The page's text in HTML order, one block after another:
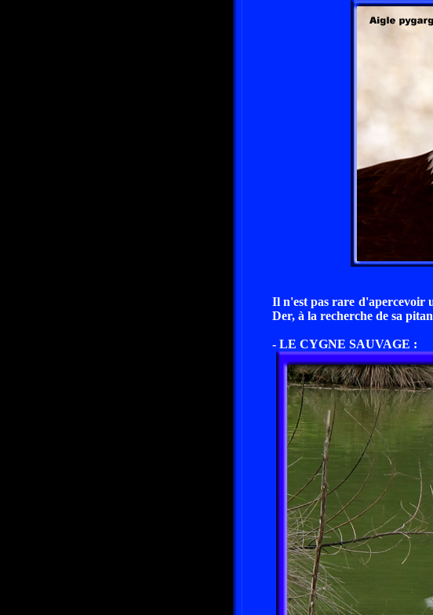
Il n'est pas rare d'apercevoir
Der, à la recherche de sa
- LE CYGNE SAUVAGE :